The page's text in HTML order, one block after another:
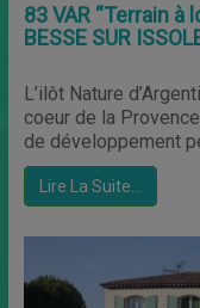
83 VAR “Terrain
BESSE SUR
L’ilôt Nature
coeur de la
de développement
Lire La Suite…